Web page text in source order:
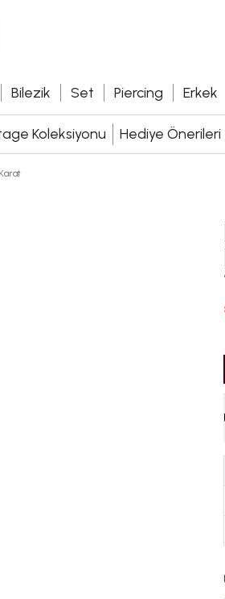
Bilezik Set Piercing Erkek
Koleksiyonu Hediye Önerileri